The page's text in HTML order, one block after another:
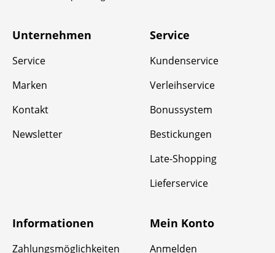
Unternehmen
Service
Marken
Kontakt
Newsletter
Service
Kundenservice
Verleihservice
Bonussystem
Bestickungen
Late-Shopping
Lieferservice
Informationen
Zahlungsmöglichkeiten
Mein Konto
Anmelden